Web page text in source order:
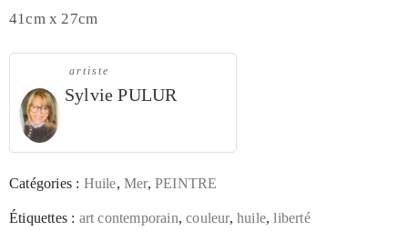
41cm x 27cm
artiste
Sylvie PULUR
Catégories : Huile,Mer,PEINTRE
Étiquettes : art contemporain,couleur,huile,liberté